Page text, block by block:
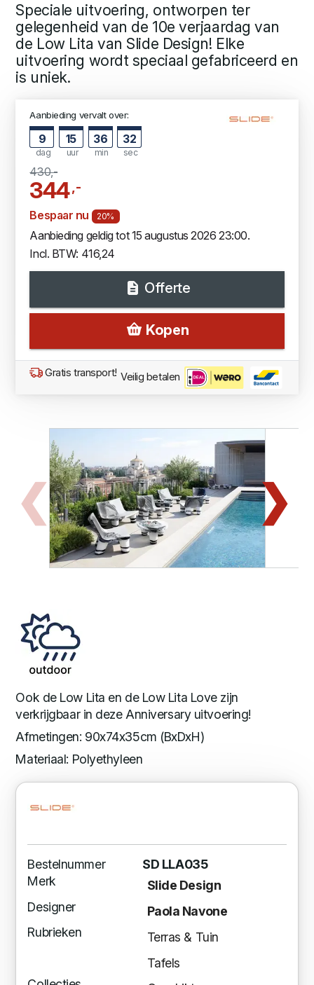
Speciale uitvoering, ontworpen ter
gelegenheid van de 10e verjaardag van
de Low Lita van Slide Design! Elke
uitvoering wordt speciaal gefabriceerd en
is uniek.
Aanbieding vervalt over:
9
dag
15
uur
36
min
31
sec
430,-
344,-
Bespaar nu 20%
Aanbieding geldig tot 15 augustus 2026 23:00.
Incl. BTW: 416,24
Offerte
Kopen
Gratis transport! Veilig betalen
Ook de Low Lita en de Low Lita Love zijn
verkrijgbaar in deze Anniversary uitvoering!
Afmetingen: 90x74x35cm (BxDxH)
Materiaal: Polyethyleen
Bestelnummer
SD LLA035
Merk
Slide Design
Designer
Paola Navone
Rubrieken
Terras & Tuin
Tafels